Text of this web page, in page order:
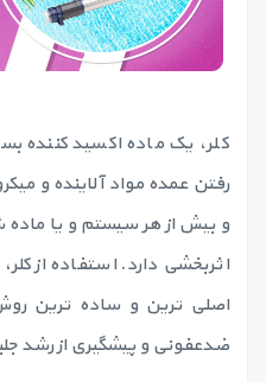
کلر، یک ماده اکسید کننده
رفتن عمده مواد آلاینده و
و بیش از هر سیستم و یا
اثربخشی دارد. استفاده از
اصلی ترین و ساده ترین
ضدعفونی و پیشگیری از رشد